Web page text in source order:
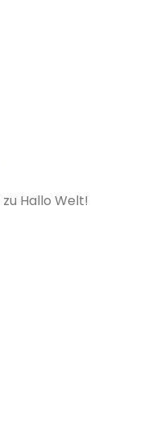
zu Hallo Welt!